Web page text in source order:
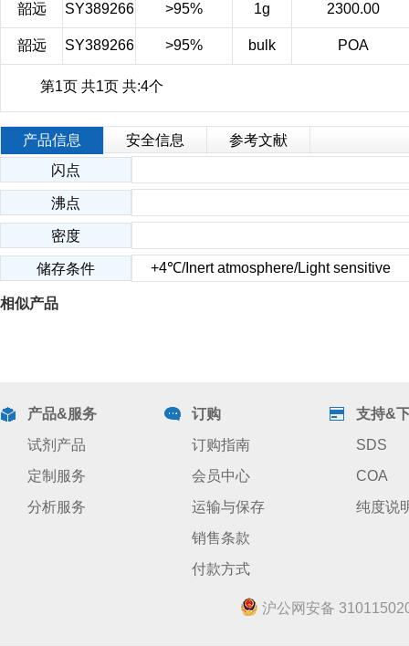
韶远 SY389266 >95% 1g 2300.00
韶远 SY389266 >95% bulk POA
第1页 共1页 共:4个
产品信息 安全信息
参考文献
闪点
沸点
密度
储存条件 +4℃/Inert atmosphere/Light sensitive
相似产品
产品&服务
试剂产品
定制服务
分析服务
订购
订购指南
会员中心
运输与保存
销售条款
付款方式
支持&
SDS
COA
纯度说
沪公网安备